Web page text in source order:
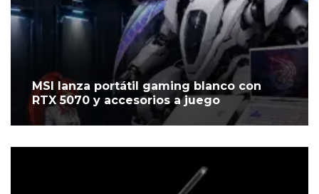
MSI lanza portátil gaming blanco con
RTX 5070 y accesorios a juego